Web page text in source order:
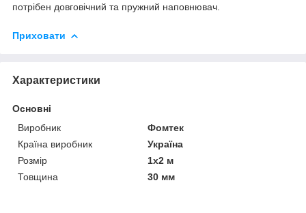
потрібен довговічний та пружний наповнювач.
Приховати
Характеристики
Основні
Виробник
Фомтек
Країна виробник
Україна
Розмір
1х2 м
Товщина
30 мм